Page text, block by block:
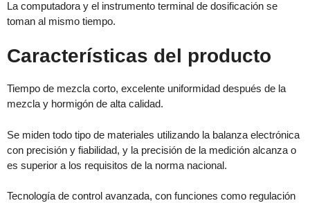
La computadora y el instrumento terminal de dosificación se
toman al mismo tiempo.
Características del producto
Tiempo de mezcla corto, excelente uniformidad después de la
mezcla y hormigón de alta calidad.
Se miden todo tipo de materiales utilizando la balanza electrónica
con precisión y fiabilidad, y la precisión de la medición alcanza o
es superior a los requisitos de la norma nacional.
Tecnología de control avanzada, con funciones como regulación